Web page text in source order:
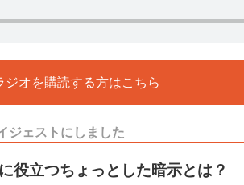
ジオを購読する方はこちら
ジェストにしました
立つちょっとした暗示とは？